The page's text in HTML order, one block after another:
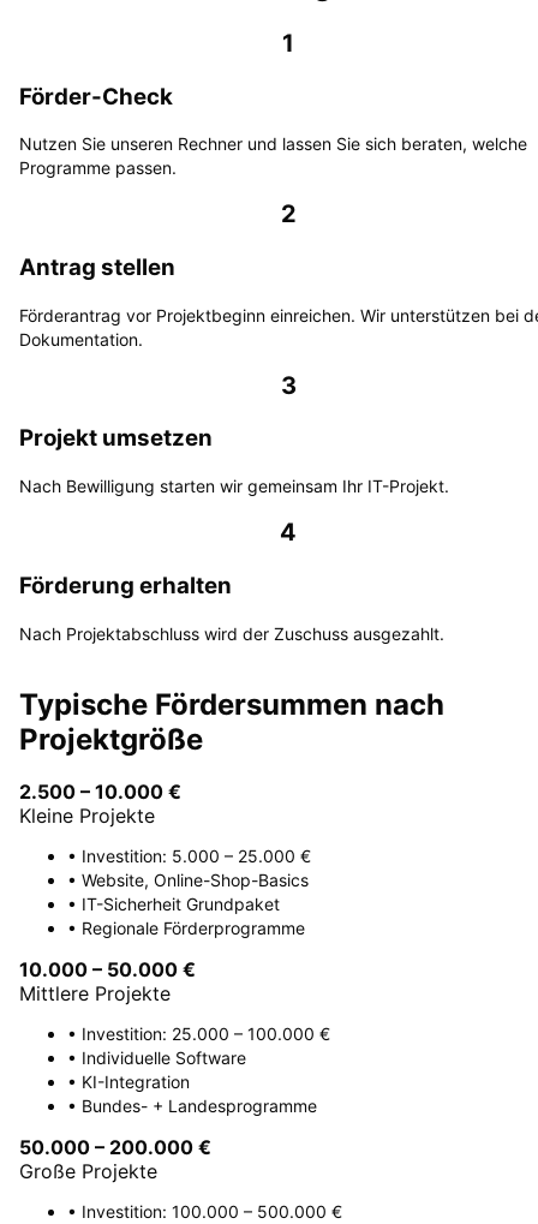
1
Förder-Check
Nutzen Sie unseren Rechner und lassen Sie sich beraten, welche
Programme passen.
2
Antrag stellen
Förderantrag vor Projektbeginn einreichen. Wir unterstützen bei
Dokumentation.
3
Projekt umsetzen
Nach Bewilligung starten wir gemeinsam Ihr IT-Projekt.
4
Förderung erhalten
Nach Projektabschluss wird der Zuschuss ausgezahlt.
Typische Fördersummen nach
Projektgröße
2.500 – 10.000 €
Kleine Projekte
• Investition: 5.000 – 25.000 €
• Website, Online-Shop-Basics
• IT-Sicherheit Grundpaket
• Regionale Förderprogramme
10.000 – 50.000 €
Mittlere Projekte
• Investition: 25.000 – 100.000 €
• Individuelle Software
• KI-Integration
• Bundes- + Landesprogramme
50.000 – 200.000 €
Große Projekte
• Investition: 100.000 – 500.000 €